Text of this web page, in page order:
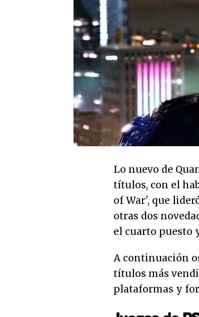
Lo nuevo de
títulos, con el
of War', que
otras dos
el cuarto puesto
A continuación
títulos más
plataformas y